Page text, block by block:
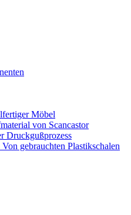
Möbel
von Scancastor
Druckgußprozess
gebrauchten Plastikschalen